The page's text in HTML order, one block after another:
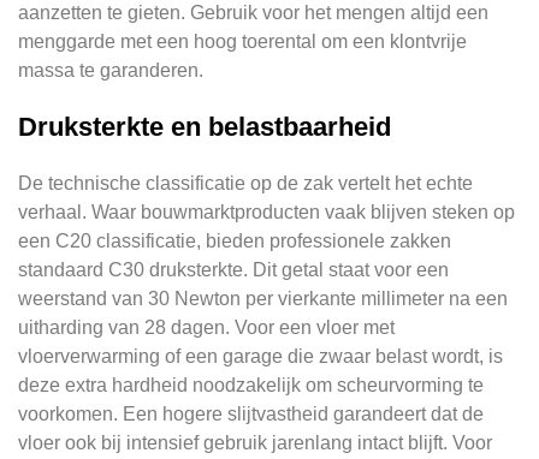
aanzetten te gieten. Gebruik voor het mengen altijd een
menggarde met een hoog toerental om een klontvrije
massa te garanderen.
Druksterkte en belastbaarheid
De technische classificatie op de zak vertelt het echte
verhaal. Waar bouwmarktproducten vaak blijven steken op
een C20 classificatie, bieden professionele zakken
standaard C30 druksterkte. Dit getal staat voor een
weerstand van 30 Newton per vierkante millimeter na een
uitharding van 28 dagen. Voor een vloer met
vloerverwarming of een garage die zwaar belast wordt, is
deze extra hardheid noodzakelijk om scheurvorming te
voorkomen. Een hogere slijtvastheid garandeert dat de
vloer ook bij intensief gebruik jarenlang intact blijft. Voor